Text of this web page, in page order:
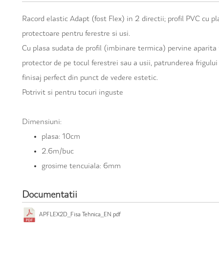
Racord elastic Adapt (fost Flex) in 2 directii; profil PVC cu
protectoare pentru ferestre si usi.
Cu plasa sudata de profil (imbinare termica) pervine
protector de pe tocul ferestrei sau a usii, patrunderea
finisaj perfect din punct de vedere estetic.
Potrivit si pentru tocuri inguste
Dimensiuni:
plasa: 10cm
2.6m/buc
grosime tencuiala: 6mm
Documentatii
APFLEX2D_Fisa Tehnica_EN.pdf